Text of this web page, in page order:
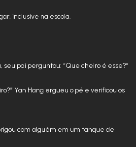
inclusive na escola.
seu pai perguntou: “Que cheiro é esse?”
Yan Hang ergueu o pé e verificou os
com alguém em um tanque de